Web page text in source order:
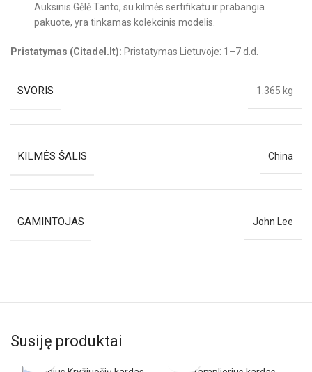
Auksinis Gėlė Tanto, su kilmės sertifikatu ir prabangia
pakuote, yra tinkamas kolekcinis modelis.
Pristatymas (Citadel.lt): Pristatymas Lietuvoje: 1–7 d.d.
SVORIS 1.365 kg
KILMĖS ŠALIS China
GAMINTOJAS John Lee
Susiję produktai